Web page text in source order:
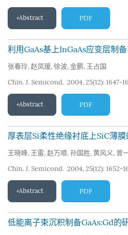
Abstract PDF
利用GaAs基上InGaAs应变层制
张春玲, 赵凤瑷, 徐波, 金鹏, 王占国
Chin. J. Semicond. 2004, 25(12): 1647-
Abstract PDF
厚表层Si柔性绝缘衬底上SiC薄
王晓峰, 王雷, 赵万顺, 孙国胜, 黄风义, 曾
Chin. J. Semicond. 2004, 25(12): 1652-
Abstract PDF
低能离子束沉积制备GaAs:Gd的